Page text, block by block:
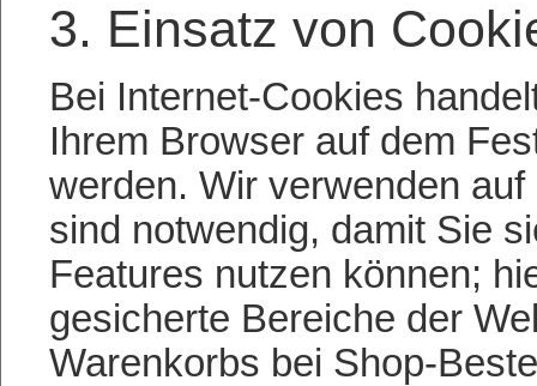
3. Einsatz von
Bei Internet-Cookies
Ihrem Browser auf dem
werden. Wir verwenden
sind notwendig, damit Sie
Features nutzen können;
gesicherte Bereiche der
Warenkorbs bei Shop-